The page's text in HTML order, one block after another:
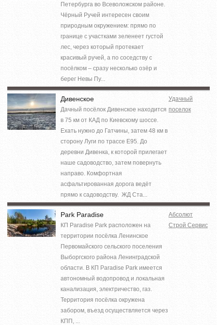
Петербурга во Всеволожском районе.
Чёрный Ручей интересен своим
природным окружением: прямо по
границе с участками зеленеет густой
лес, через который протекает
красивый ручей, а по соседству с
посёлком – сразу несколько озёр и
берег Невы Пу...
Дивенское
Дачный посёлок Дивенское находится
в 75 км от КАД по Киевскому шоссе.
Ехать нужно до Гатчины, затем 48 км в
сторону Луги по трассе Е95. До
деревни Дивенка, к которой прилегает
наше садоводство, затем повернуть
направо. Комфортная
асфальтированная дорога ведёт
прямо к садоводству. ЖД Ста...
Удачный
поселок
Park Paradise
КП Paradise Park расположен на
территории посёлка Ленинское
Первомайского сельского поселения
Выборгского района Ленинградской
области. В КП Paradise Park имеется
автономный водопровод и локальная
канализация, электричество, газ.
Территория посёлка окружена
забором, въезд осуществляется через
КПП, ...
Абсолют
Строй Сервис